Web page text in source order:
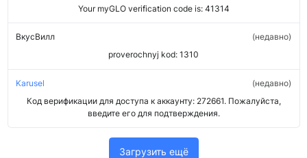
Your myGLO verification code is: 41314
ВкусВилл
proverochnyj kod: 1310
недавно
Karusel
Код верификации для доступа к аккаунту: 272661. Пожалуйста,
введите его для подтверждения.
недавно
Загрузить ещё